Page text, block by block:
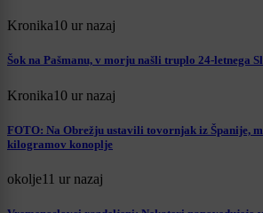
Kronika10 ur nazaj
Šok na Pašmanu, v morju našli truplo 24-letnega
Kronika10 ur nazaj
FOTO: Na Obrežju ustavili tovornjak iz Španije,
kilogramov konoplje
okolje11 ur nazaj